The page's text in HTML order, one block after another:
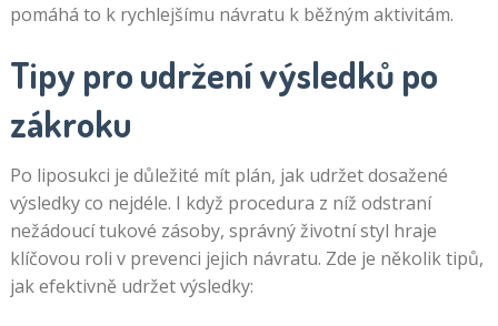
pomáhá to k rychlejšímu návratu k běžným aktivitám.
Tipy pro udržení výsledků po
zákroku
Po liposukci je důležité mít plán, jak udržet dosažené
výsledky co nejdéle. I když procedura z níž odstraní
nežádoucí tukové zásoby, správný životní styl hraje
klíčovou roli v prevenci jejich návratu. Zde je několik tipů,
jak efektivně udržet výsledky: